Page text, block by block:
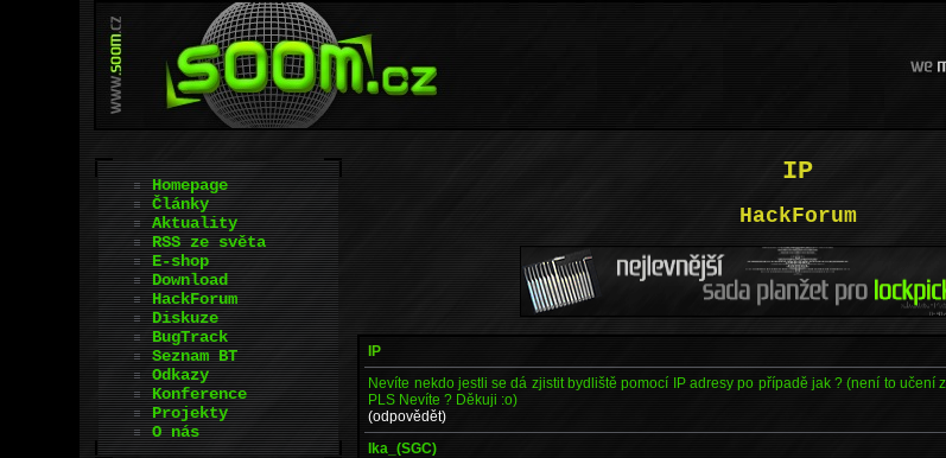
IP
HackForum
IP
Nevíte nekdo jestli se dá zjistit bydliště pomocí IP adresy po případě jak ? (není to učení
PLS Nevíte ? Děkuji :o)
(odpovědět)
Ika_(SGC)
Homepage
Články
Aktuality
RSS ze světa
E-shop
Download
HackForum
Diskuze
BugTrack
Seznam BT
Odkazy
Konference
Projekty
O nás